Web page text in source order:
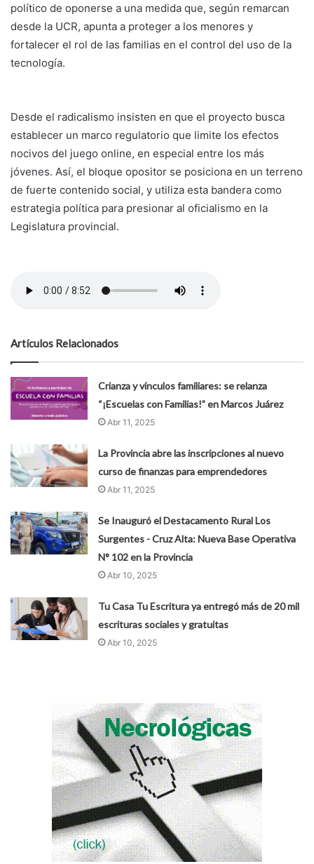
político de oponerse a una medida que, según remarcan
desde la UCR, apunta a proteger a los menores y
fortalecer el rol de las familias en el control del uso de la
tecnología.
Desde el radicalismo insisten en que el proyecto busca
establecer un marco regulatorio que limite los efectos
nocivos del juego online, en especial entre los más
jóvenes. Así, el bloque opositor se posiciona en un terreno
de fuerte contenido social, y utiliza esta bandera como
estrategia política para presionar al oficialismo en la
Legislatura provincial.
Artículos Relacionados
Crianza y vínculos familiares: se relanza
“¡Escuelas con Familias!” en Marcos Juárez
Abr 11, 2025
La Provincia abre las inscripciones al nuevo
curso de finanzas para emprendedores
Abr 11, 2025
Se Inauguró el Destacamento Rural Los
Surgentes - Cruz Alta: Nueva Base Operativa
N° 102 en la Provincia
Abr 10, 2025
Tu Casa Tu Escritura ya entregó más de 20 mil
escrituras sociales y gratuitas
Abr 10, 2025